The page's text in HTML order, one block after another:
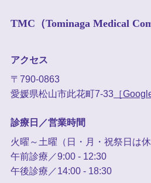
TMC（Tominaga Medical
アクセス
〒790-0863
愛媛県松山市此花町7-33［
診療日／営業時間
火曜～土曜（日・月・祝祭日は休
午前診療／9:00 - 12:30
午後診療／14:00 - 18:30